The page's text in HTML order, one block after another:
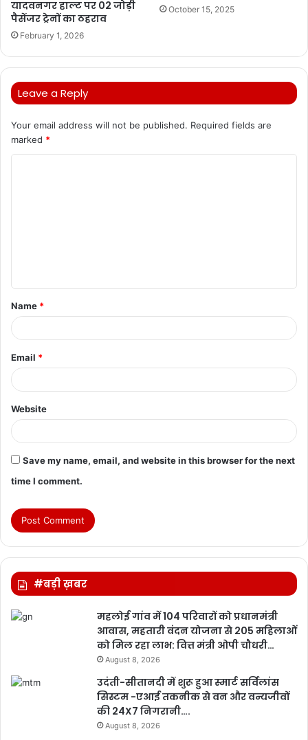
यादवनगर हाल्ट पर 02 जोड़ी
पैसेंजर ट्रेनों का ठहराव
February 1, 2026
October 15, 2025
Leave a Reply
Your email address will not be published. Required fields are
marked *
t
*
Name *
Email *
Website
Save my name, email, and website in this browser for the next
time I comment.
#बड़ी ख़बर
महलोई गांव में 104 परिवारों को प्रधानमंत्री
आवास, महतारी वंदन योजना से 205 महिलाओं
को मिल रहा लाभ: वित्त मंत्री ओपी चौधरी…
August 8, 2026
उदंती-सीतानदी में शुरू हुआ स्मार्ट सर्विलांस
सिस्टम -एआई तकनीक से वन और वन्यजीवों
की 24X7 निगरानी….
August 8, 2026